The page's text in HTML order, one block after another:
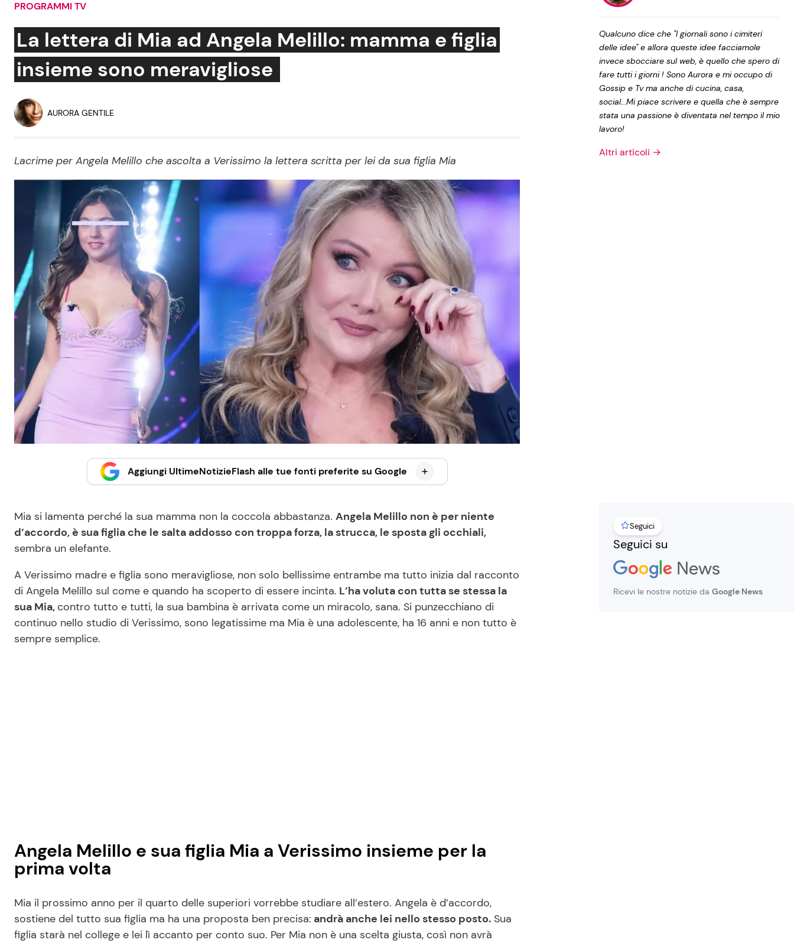
Social News
News dal mondo
Benessere
Mondo Mamma
Salute
Viaggi e Turismo
Le Ricette in TV
Ricette Facili e Veloci
Ricette Feste
Ricette per Bambini
Privacy Policy
PROGRAMMI TV
La lettera di Mia ad Angela Melillo: mamma e figlia
insieme sono meravigliose
AURORA GENTILE
Lacrime per Angela Melillo che ascolta a Verissimo la lettera scritta per lei da sua figlia Mia
Aggiungi UltimeNotizieFlash alle tue fonti preferite su Google
Mia si lamenta perché la sua mamma non la coccola abbastanza. Angela Melillo non è per niente
d’accordo, è sua figlia che le salta addosso con troppa forza, la strucca, le sposta gli occhiali,
sembra un elefante.
A Verissimo madre e figlia sono meravigliose, non solo bellissime entrambe ma tutto inizia dal racconto
di Angela Melillo sul come e quando ha scoperto di essere incinta. L’ha voluta con tutta se stessa la
sua Mia, contro tutto e tutti, la sua bambina è arrivata come un miracolo, sana. Si punzecchiano di
continuo nello studio di Verissimo, sono legatissime ma Mia è una adolescente, ha 16 anni e non tutto è
sempre semplice.
Angela Melillo e sua figlia Mia a Verissimo insieme per la
prima volta
Mia il prossimo anno per il quarto delle superiori vorrebbe studiare all’estero. Angela è d’accordo,
sostiene del tutto sua figlia ma ha una proposta ben precisa: andrà anche lei nello stesso posto. Sua
figlia starà nel college e lei lì accanto per conto suo. Per Mia non è una scelta giusta, così non avrà
Qualcuno dice che "I giornali sono i cimiteri
delle idee" e allora queste idee facciamole
invece sbocciare sul web, è quello che spero di
fare tutti i giorni ! Sono Aurora e mi occupo di
Gossip e Tv ma anche di cucina, casa,
social...Mi piace scrivere e quella che è sempre
stata una passione è diventata nel tempo il mio
lavoro!
Altri articoli →
Seguici
Seguici su
Ricevi le nostre notizie da Google News